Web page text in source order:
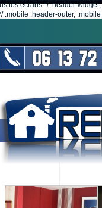
les écrans */ .header-
.mobile .header-outer,